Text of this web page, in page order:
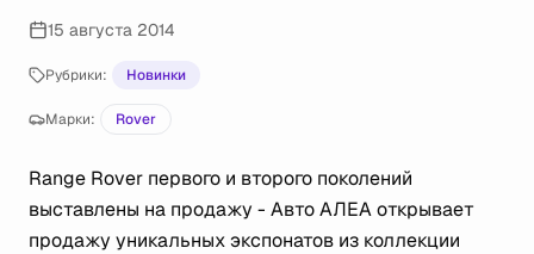
15 августа 2014
Рубрики: Новинки
Марки: Rover
Range Rover первого и второго поколений
выставлены на продажу - Авто АЛЕА открывает
продажу уникальных экспонатов из коллекции